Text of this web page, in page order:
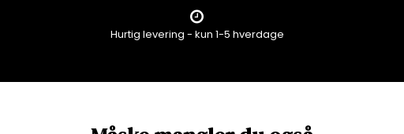
Hurtig levering - kun 1-5 hverdage